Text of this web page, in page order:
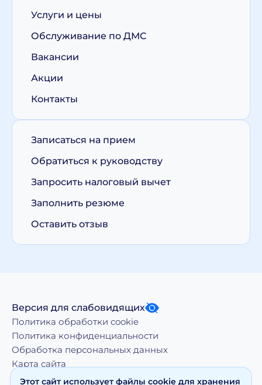
Услуги и цены
Обслуживание по ДМС
Вакансии
Акции
Контакты
Записаться на прием
Обратиться к руководству
Запросить налоговый вычет
Заполнить резюме
Оставить отзыв
Версия для слабовидящих
Политика обработки cookie
Политика конфиденциальности
Обработка персональных данных
Карта сайта
Этот сайт использует файлы cookie для хранения